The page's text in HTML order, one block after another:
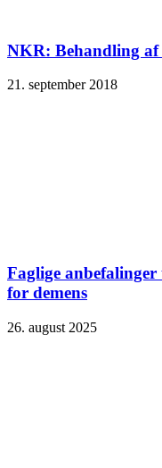
NKR: Behandling af
21. september 2018
Faglige
for demens
26. august 2025